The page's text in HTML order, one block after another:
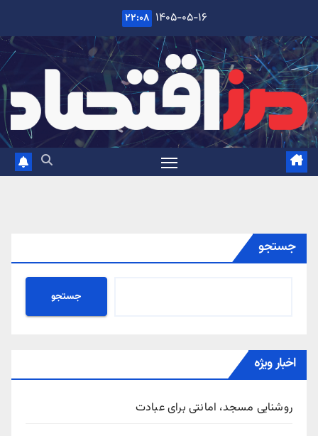
content
۱۴۰۵-۰۵-۱۶ ۲۲:۰۸
جستجو
جستجو
اخبار ویژه
روشنایی مسجد، امانتی برای عبادت